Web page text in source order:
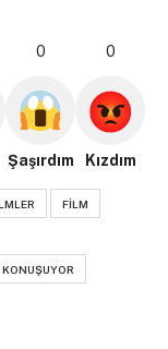
0
Şaşırdım
0
Kızdım
FILM